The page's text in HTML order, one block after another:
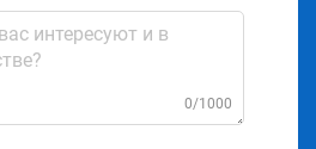
0/1000